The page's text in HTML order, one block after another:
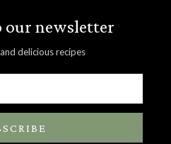
our newsletter
delicious recipes